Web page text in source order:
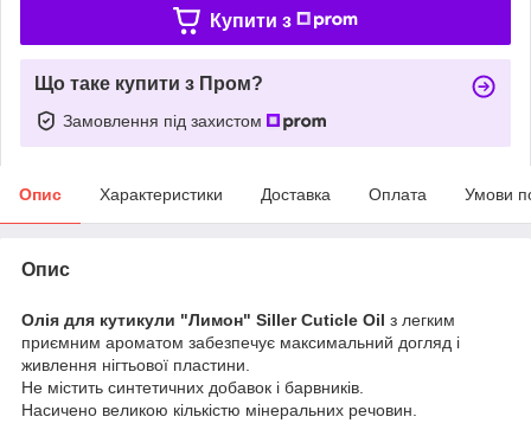
Купити з
Що таке купити з Пром?
Замовлення під захистом
Опис Характеристики Доставка Оплата Умови
Опис
Олія для кутикули "Лимон" Siller Cuticle Oil з легким
приємним ароматом забезпечує максимальний догляд і
живлення нігтьової пластини.
Не містить синтетичних добавок і барвників.
Насичено великою кількістю мінеральних речовин.